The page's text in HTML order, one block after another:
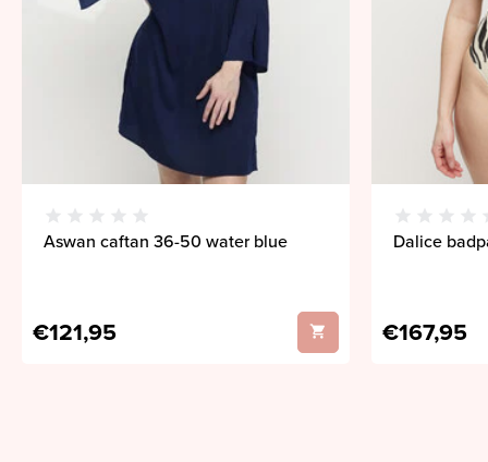
Aswan caftan 36-50 water blue
€121,95
Dalice
€167,95